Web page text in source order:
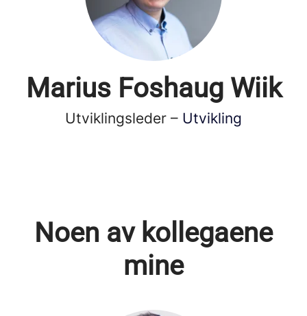
Marius Foshaug Wiik
Utviklingsleder – Utvikling
Noen av kollegaene
mine